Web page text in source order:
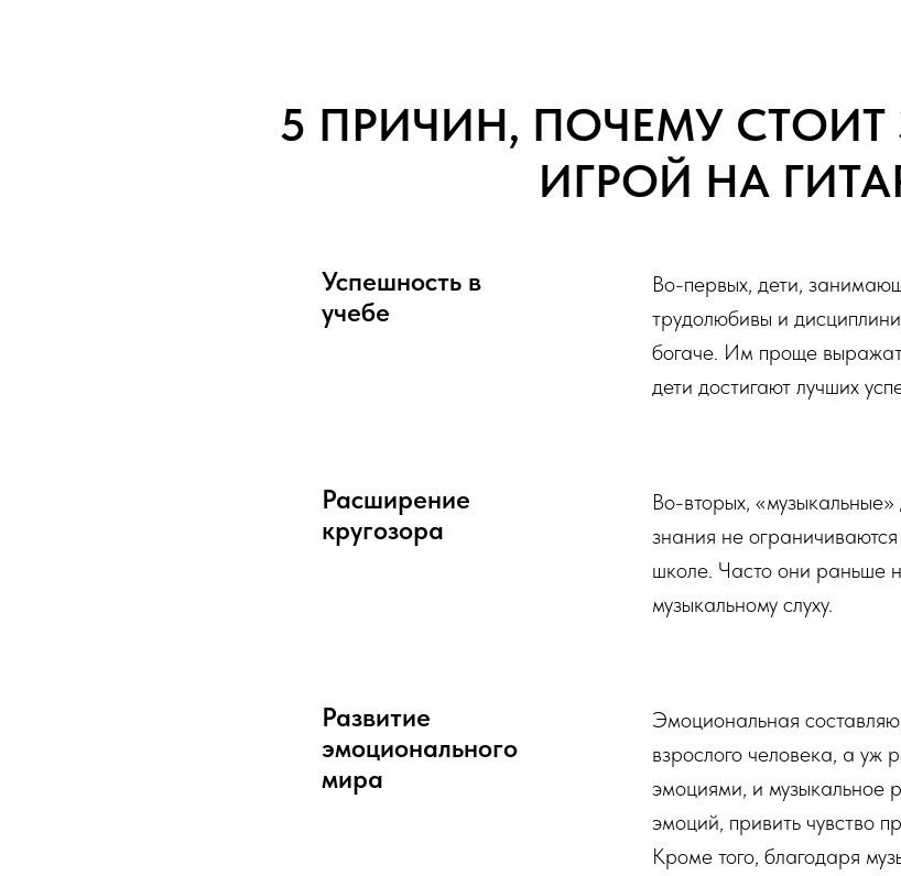
5 ПРИЧИН, ПОЧЕМУ
ИГРОЙ НА
Успешность в
учебе
Во-первых, дети,
трудолюбивы и
богаче. Им проще
дети достигают лучших
Расширение
кругозора
Во-вторых,
знания не
школе. Часто они раньше
музыкальному слуху.
Развитие
эмоционального
мира
Эмоциональная
взрослого человека, а уж
эмоциями, и музыкальное
эмоций, привить чувство
Кроме того, благодаря